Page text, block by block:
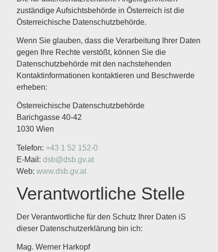
zuständige Aufsichtsbehörde in Österreich ist die
Österreichische Datenschutzbehörde.
Wenn Sie glauben, dass die Verarbeitung Ihrer Daten
gegen Ihre Rechte verstößt, können Sie die
Datenschutzbehörde mit den nachstehenden
Kontaktinformationen kontaktieren und Beschwerde
erheben:
Österreichische Datenschutzbehörde
Barichgasse 40-42
1030 Wien
Telefon: +43 1 52 152-0
E-Mail: dsb@dsb.gv.at
Web: www.dsb.gv.at
Verantwortliche Stelle
Der Verantwortliche für den Schutz Ihrer Daten iS
dieser Datenschutzerklärung bin ich:
Mag. Werner Harkopf